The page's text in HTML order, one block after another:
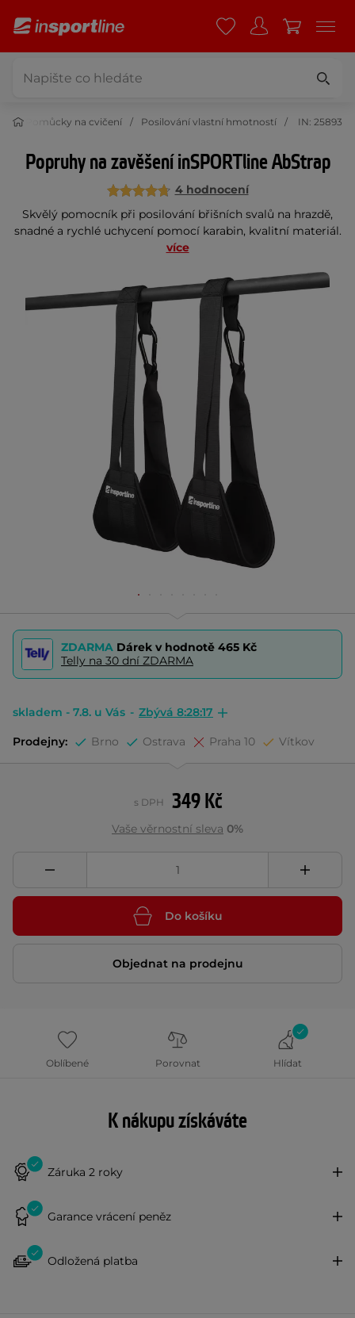
Pomůcky na cvičení Posilování vlastní hmotností IN: 25893
Popruhy na zavěšení inSPORTline AbStrap
4 hodnocení
Skvělý pomocník při posilování břišních svalů na hrazdě,
snadné a rychlé uchycení pomocí karabin, kvalitní materiál.
více
ZDARMA Dárek v hodnotě 465 Kč
Telly na 30 dní ZDARMA
skladem - 7.8. u Vás - Zbývá 8:28:16
Prodejny: Brno Ostrava Praha 10 Vítkov
349 Kč
s DPH
Vaše věrnostní sleva 0%
Do košíku
Objednat na prodejnu
Oblíbené Porovnat Hlídat
K nákupu získáváte
Záruka 2 roky
Garance vrácení peněz
Odložená platba